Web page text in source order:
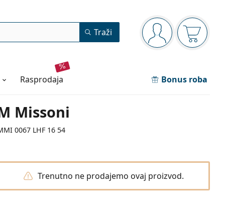
Navigacijska ploča
ste prijavljeni
Traži
rasprodaja Bonus roba
Missoni
0067 LHF 16 54
Trenutno ne prodajemo ovaj proizvod.